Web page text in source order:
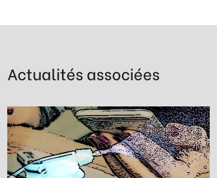
Actualités associées